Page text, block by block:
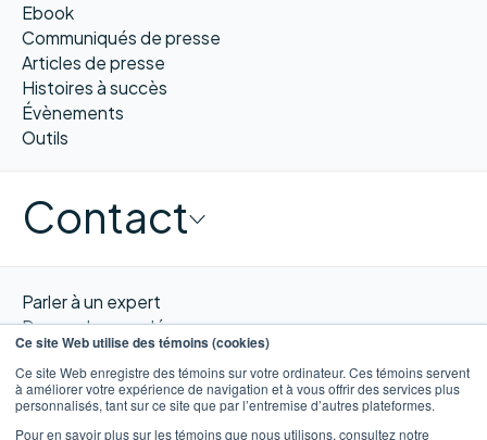
Ce site Web utilise des témoins (cookies)
Ce site Web enregistre des témoins sur votre ordinateur. Ces témoins servent
à améliorer votre expérience de navigation et à vous offrir des services plus
personnalisés, tant sur ce site que par l’entremise d’autres plateformes.
Pour en savoir plus sur les témoins que nous utilisons, consultez notre
Ebook
Communiqués de presse
Articles de presse
Histoires à succès
Évènements
Outils
Contact
Parler à un expert
Demander une démo
Obtenir un devis
Contacter nous